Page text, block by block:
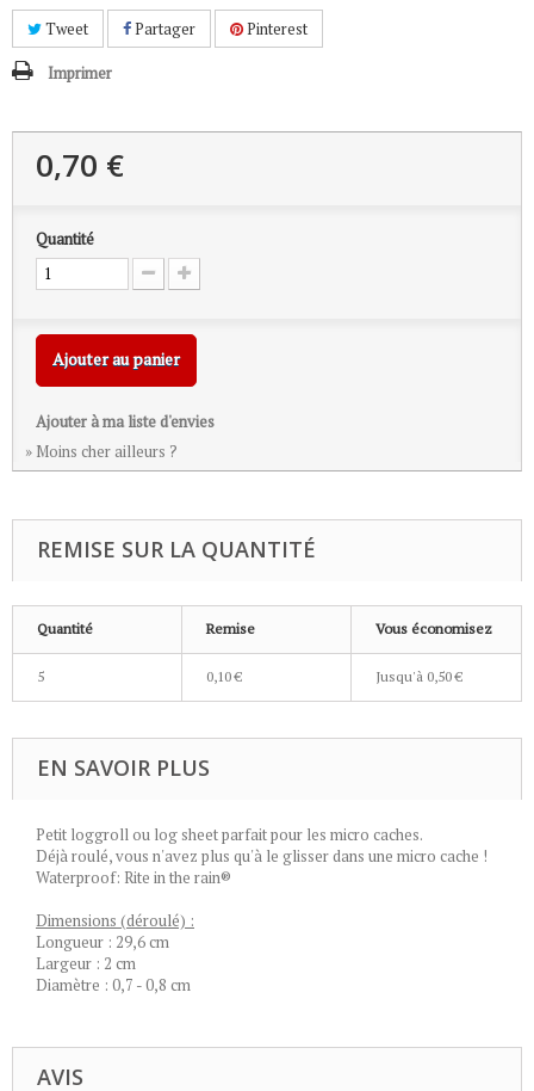
Tweet Partager Pinterest
Imprimer
0,70 €
Quantité
Ajouter au panier
Ajouter à ma liste d'envies
» Moins cher ailleurs ?
REMISE SUR LA QUANTITÉ
Quantité Remise Vous économisez
5 0,10 € Jusqu'à 0,50 €
EN SAVOIR PLUS
Petit loggroll ou log sheet parfait pour les micro caches.
Déjà roulé, vous n'avez plus qu'à le glisser dans une micro cache !
Waterproof: Rite in the rain®
Dimensions (déroulé) :
Longueur : 29,6 cm
Largeur : 2 cm
Diamètre : 0,7 - 0,8 cm
AVIS